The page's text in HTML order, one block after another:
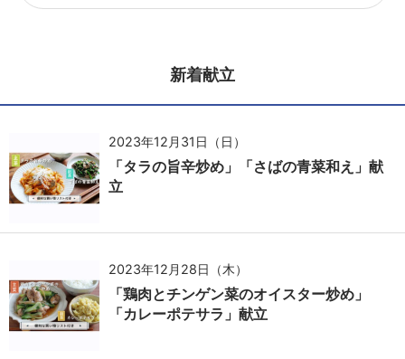
新着献立
2023年12月31日（日）
「タラの旨辛炒め」「さばの青菜和え」献
立
2023年12月28日（木）
「鶏肉とチンゲン菜のオイスター炒め」
「カレーポテサラ」献立